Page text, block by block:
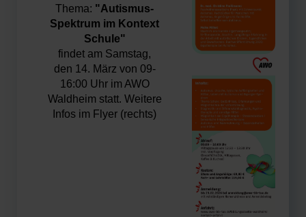
Thema: "Autismus-
Spektrum im Kontext
Schule"
findet am Samstag,
den 14. März von 09-
16:00 Uhr im AWO
Waldheim statt. Weitere
Infos im Flyer (rechts)